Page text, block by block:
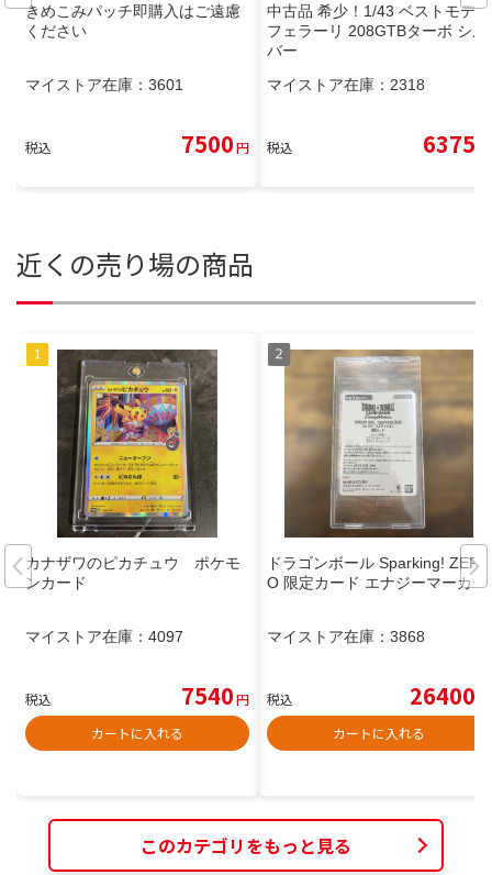
きめこみパッチ即購入はご遠慮
ください
マイストア在庫： 3601
税込 7500円
中古品 希少！1/43 ベストモデル
フェラーリ 208GTBターボ シル
バー
マイストア在庫： 2318
税込 6375
近くの売り場の商品
カナザワのピカチュウ ポケモ
ンカード
マイストア在庫： 4097
税込 7540円
カートに入れる
ドラゴンボール Sparking! ZER
O 限定カード エナジーマーカー
マイストア在庫： 3868
税込 26400
カートに入れる
このカテゴリをもっと見る